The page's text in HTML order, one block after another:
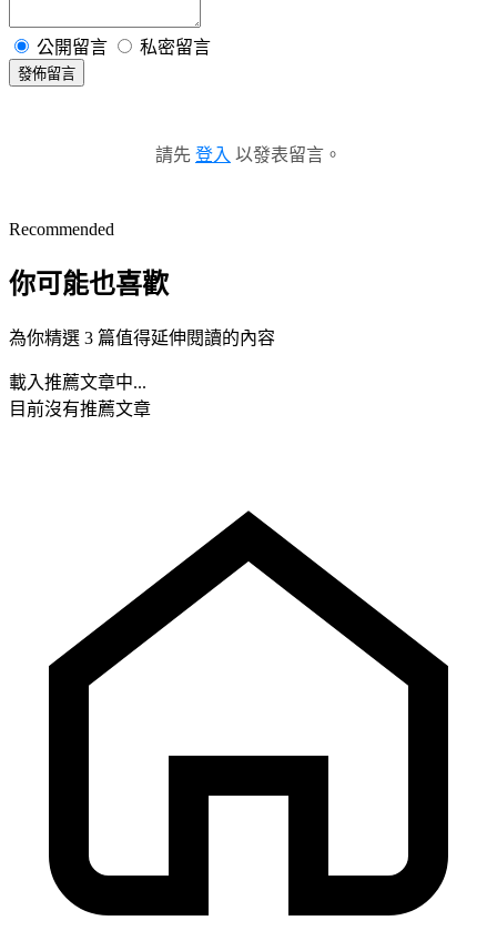
公開留言 私密留言
發佈留言
請先 登入 以發表留言。
Recommended
你可能也喜歡
為你精選 3 篇值得延伸閱讀的內容
載入推薦文章中...
目前沒有推薦文章